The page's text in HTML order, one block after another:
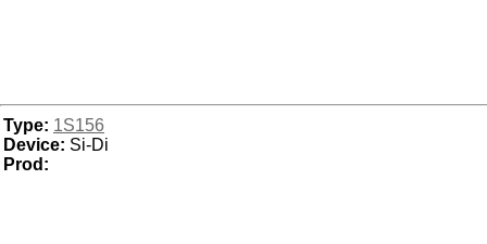
Type: 1S156
Device: Si-Di
Prod: